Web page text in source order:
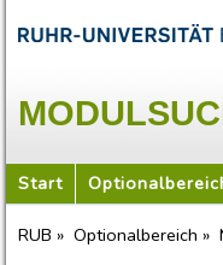
Start
RUB » Optionalbereich »